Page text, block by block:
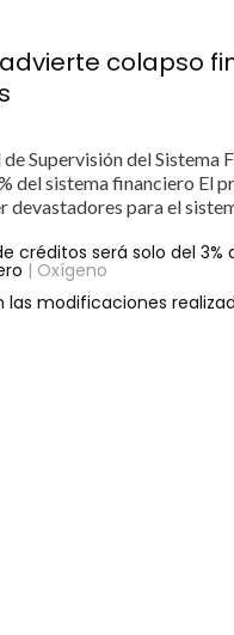
colapso
Supervisión del Sistema
del sistema financiero El
devastadores para el
créditos será solo del
| Oxígeno
las modificaciones